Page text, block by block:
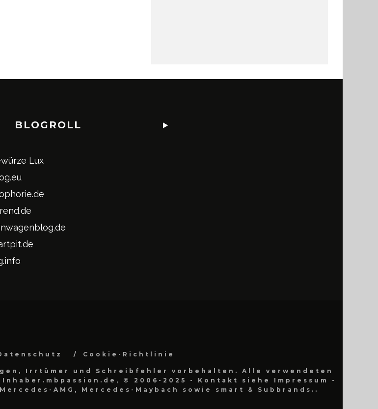
BLOGROLL
Lux
Cookie-Richtlinie
Irrtümer und Schreibfehler vorbehalten. Alle verwendeten
© 2006-2025 - Kontakt siehe Impressum -
AMG, Mercedes-Maybach sowie smart & Subbrands..